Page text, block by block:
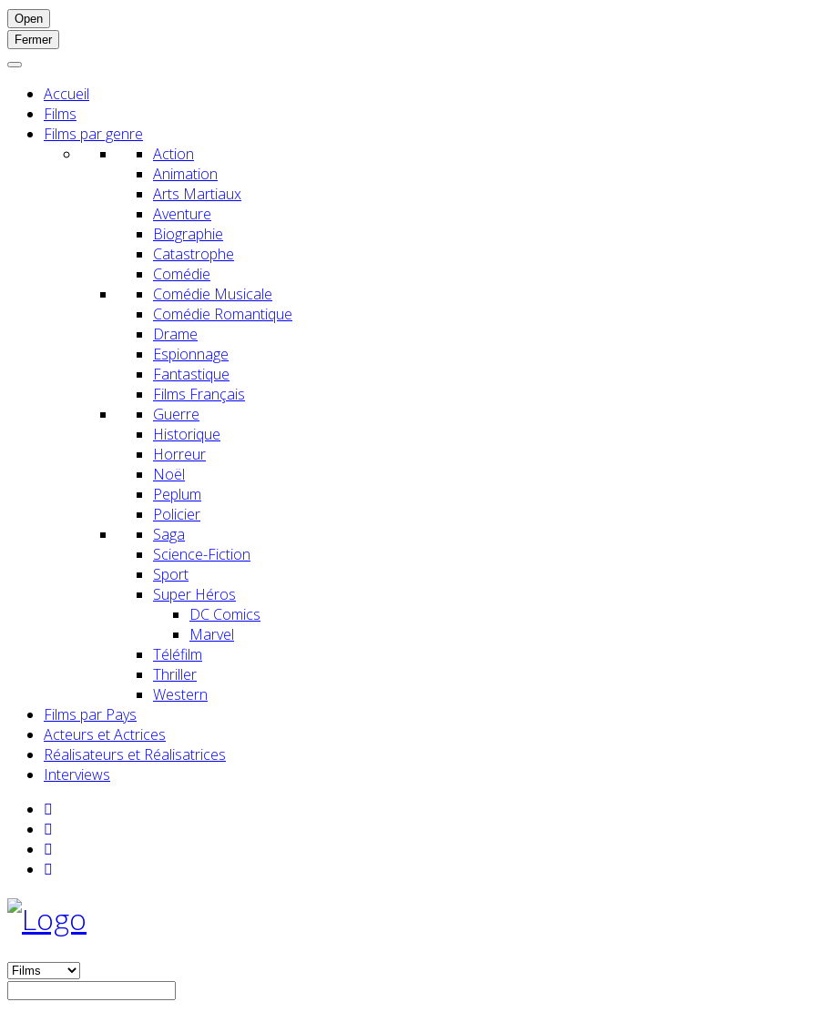
Open
Fermer
Accueil
Films
Films par genre
Action
Animation
Arts Martiaux
Aventure
Biographie
Catastrophe
Comédie
Comédie Musicale
Comédie Romantique
Drame
Espionnage
Fantastique
Films Français
Guerre
Historique
Horreur
Noël
Peplum
Policier
Saga
Science-Fiction
Sport
Super Héros
DC Comics
Marvel
Téléfilm
Thriller
Western
Films par Pays
Acteurs et Actrices
Réalisateurs et Réalisatrices
Interviews